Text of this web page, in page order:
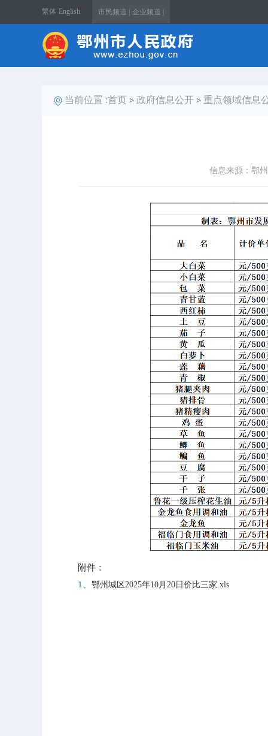
繁体 English 市民频道 | 企业频道 |
当前位置 :首页 > 政府信息公开 > 重点领域信息
信息来源：鄂
附件：
1、 鄂州城区2025年10月20日价比三家.xls